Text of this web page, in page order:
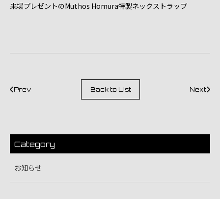
来場プレゼントのMuthos Homura特製ネックストラップ
Prev Back to List Next
Category
お知らせ